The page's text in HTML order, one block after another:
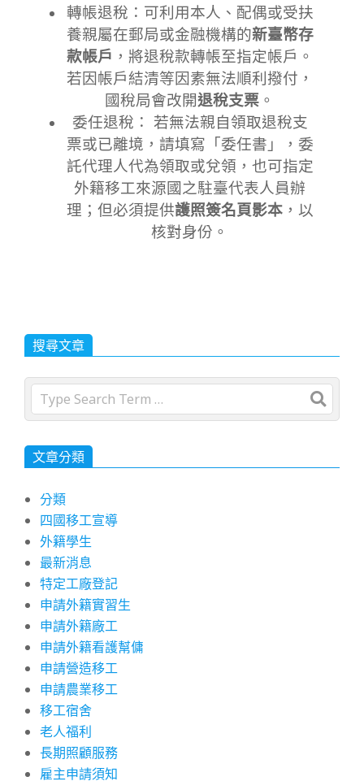
轉帳退稅：可利用本人、配偶或受扶
養親屬在郵局或金融機構的新臺幣存
款帳戶 ，將退稅款轉帳至指定帳戶。
若因帳戶結清等因素無法順利撥付，
國稅局會改開退稅支票 。
委任退稅： 若無法親自領取退稅支
票或已離境，請填寫「委任書」，委
託代理人代為領取或兌領，也可指定
外籍移工來源國之駐臺代表人員辦
理；但必須提供護照簽名頁影本，以
核對身份。
搜尋文章
Search
文章分類
分類
四國移工宣導
外籍學生
最新消息
特定工廠登記
申請外籍實習生
申請外籍廠工
申請外籍看護幫傭
申請營造移工
申請農業移工
移工宿舍
老人福利
長期照顧服務
雇主申請須知